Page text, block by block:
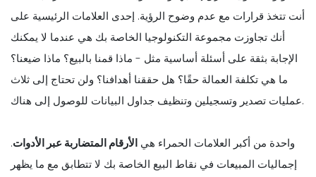
أنت تتخذ قرارات مع عدم وضوح الرؤية. إحدى العلامات الرئيسية على
أنك تجاوزت مجموعة التكنولوجيا الخاصة بك هي عندما لا يمكنك
الإجابة بثقة على أسئلة أساسية مثل - ماذا قمنا بالبيع؟ ماذا ضيعنا؟
ما هي تكلفة العمالة حقًا؟ هل حققنا أهدافنا؟ ولن تحتاج إلى ثلاث
عمليات تصدير وتسجيلين وتنظيف جداول البيانات للوصول إلى هناك.
واحدة من أكبر العلامات الحمراء هي الأرقام المتضاربة عبر الأدوات.
إجماليات المبيعات في نقاط البيع الخاصة بك لا تتطابق مع ما يظهر